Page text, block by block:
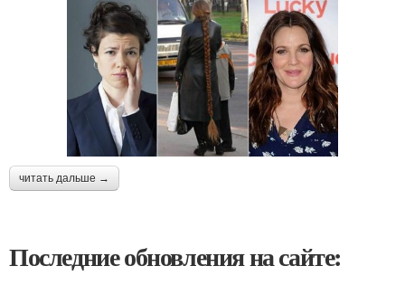
читать дальше →
Последние обновления на сайте: